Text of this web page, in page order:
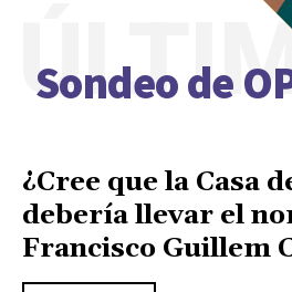
Sondeo de
¿Cree que la Casa
debería llevar el
Francisco Guillem